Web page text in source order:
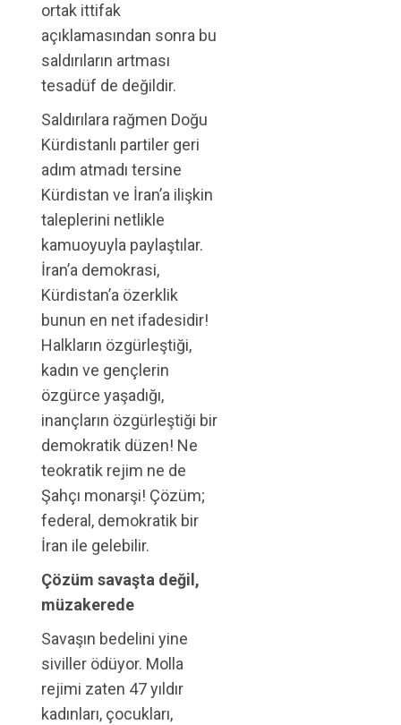
ortak ittifak
açıklamasından sonra bu
saldırıların artması
tesadüf de değildir.
Saldırılara rağmen Doğu
Kürdistanlı partiler geri
adım atmadı tersine
Kürdistan ve İran’a ilişkin
taleplerini netlikle
kamuoyuyla paylaştılar.
İran’a demokrasi,
Kürdistan’a özerklik
bunun en net ifadesidir!
Halkların özgürleştiği,
kadın ve gençlerin
özgürce yaşadığı,
inançların özgürleştiği bir
demokratik düzen! Ne
teokratik rejim ne de
Şahçı monarşi! Çözüm;
federal, demokratik bir
İran ile gelebilir.
Çözüm savaşta değil,
müzakerede
Savaşın bedelini yine
siviller ödüyor. Molla
rejimi zaten 47 yıldır
kadınları, çocukları,